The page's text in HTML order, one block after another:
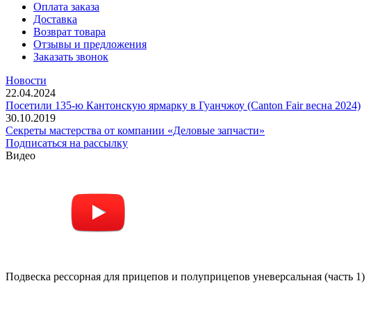
Оплата заказа
Доставка
Возврат товара
Отзывы и предложения
Заказать звонок
Новости
22.04.2024
Посетили 135-ю Кантонскую ярмарку в Гуанчжоу (Canton Fair весна 2024)
30.10.2019
Секреты мастерства от компании «Деловые запчасти»
Подписаться на рассылку
Видео
Подвеска рессорная для прицепов и полуприцепов уневерсальная (часть 1)